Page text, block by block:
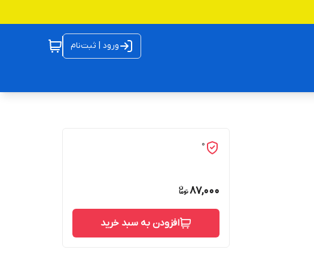
ورود | ثبت‌نام
0
87,000
افزودن به سبد خرید